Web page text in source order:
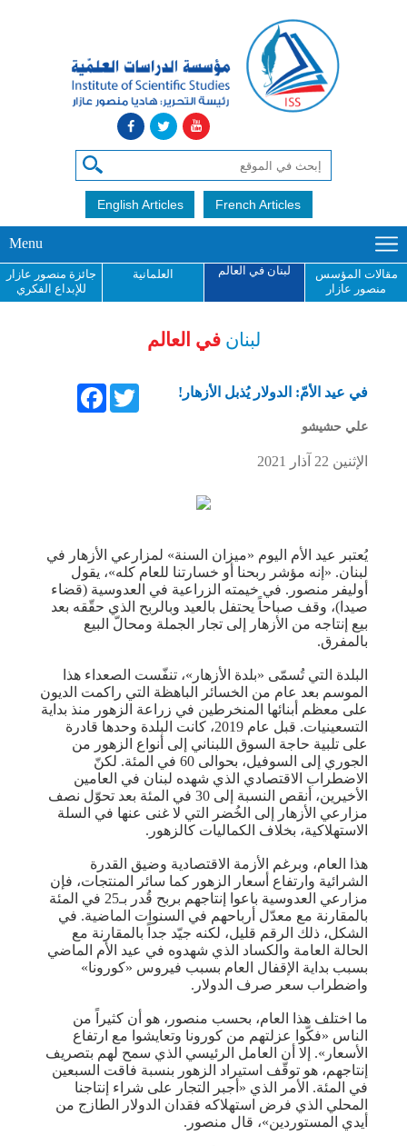
English Articles French Articles
Menu
مقالات المؤسس
منصور عازار
لبنان في العالم العلمانية
جائزة منصور عازار
للإبداع الفكري
لبنان في العالم
FacebookTwitter في عيد الأمّ: الدولار يُذبل الأزهار!
علي حشيشو
الإثنين 22 آذار 2021
يُعتبر عيد الأم اليوم «ميزان السنة» لمزارعي الأزهار في
لبنان. «إنه مؤشر ربحنا أو خسارتنا للعام كله»، يقول
أوليفر منصور. في خيمته الزراعية في العدوسية (قضاء
صيدا)، وقف صباحاً يحتفل بالعيد وبالربح الذي حقّقه بعد
بيع إنتاجه من الأزهار إلى تجار الجملة ومحالّ البيع
بالمفرق.
البلدة التي تُسمّى «بلدة الأزهار»، تنفّست الصعداء هذا
الموسم بعد عام من الخسائر الباهظة التي راكمت الديون
على معظم أبنائها المنخرطين في زراعة الزهور منذ بداية
التسعينيات. قبل عام 2019، كانت البلدة وحدها قادرة
على تلبية حاجة السوق اللبناني إلى أنواع الزهور من
الجوري إلى السوفيل، بحوالى 60 في المئة. لكنّ
الاضطراب الاقتصادي الذي شهده لبنان في العامين
الأخيرين، أنقص النسبة إلى 30 في المئة بعد تحوّل نصف
مزارعي الأزهار إلى الخُضر التي لا غنى عنها في السلة
الاستهلاكية، بخلاف الكماليات كالزهور.
هذا العام، وبرغم الأزمة الاقتصادية وضيق القدرة
الشرائية وارتفاع أسعار الزهور كما سائر المنتجات، فإن
مزارعي العدوسية باعوا إنتاجهم بربح قُدر بـ25 في المئة
بالمقارنة مع معدّل أرباحهم في السنوات الماضية. في
الشكل، ذلك الرقم قليل، لكنه جيّد جداً بالمقارنة مع
الحالة العامة والكساد الذي شهدوه في عيد الأم الماضي
بسبب بداية الإقفال العام بسبب فيروس «كورونا»
واضطراب سعر صرف الدولار.
ما اختلف هذا العام، بحسب منصور، هو أن كثيراً من
الناس «فكّوا عزلتهم من كورونا وتعايشوا مع ارتفاع
الأسعار». إلا أن العامل الرئيسي الذي سمح لهم بتصريف
إنتاجهم، هو توقّف استيراد الزهور بنسبة فاقت السبعين
في المئة. الأمر الذي «أجبر التجار على شراء إنتاجنا
المحلي الذي فرض استهلاكه فقدان الدولار الطازج من
أيدي المستوردين»، قال منصور.